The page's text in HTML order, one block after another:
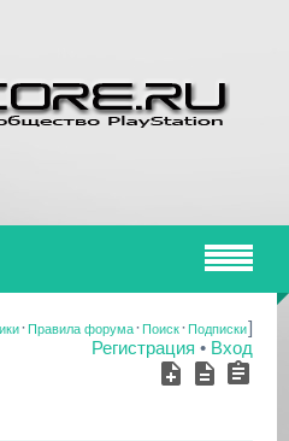
·Правила форума·Поиск·Подписки]
Регистрация • Вход